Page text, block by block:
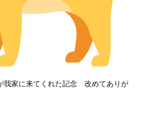
我家に来てくれた記念 改めてありが